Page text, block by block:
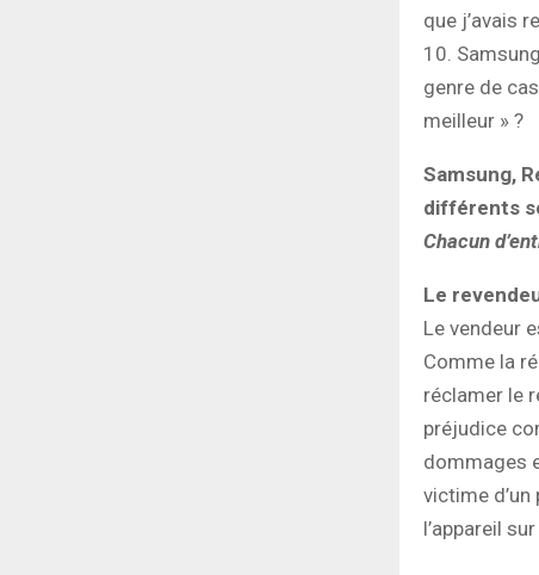
que j’avais
10.
genre de
meilleur » ?
Samsung,
différents
Chacun
Le
Le vendeur
Comme la
réclamer le
préjudice
dommages
victime
l’appareil